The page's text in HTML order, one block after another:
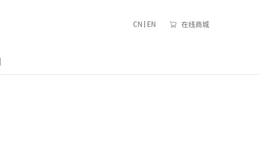
CN EN 在线商城